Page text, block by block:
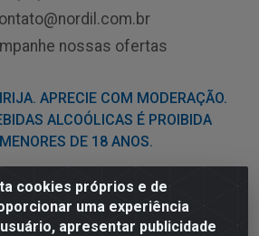
cookies próprios e de
uma experiência
apresentar publicidade
nossas ofertas
APRECIE COM MODERAÇÃO.
ALCOÓLICAS É PROIBIDA
DE 18 ANOS.
- Avenida Liberdade, 2738, Bloco F -
PB - CEP 58.111-400 - CNPJ